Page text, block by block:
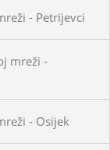
- Petrijevci
mreži -
- Osijek